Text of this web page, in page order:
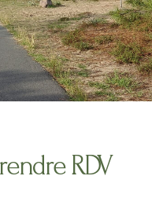
RDV